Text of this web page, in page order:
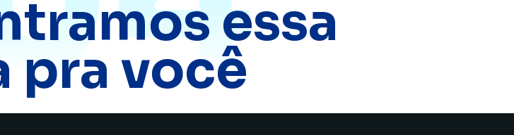
essa
pra você